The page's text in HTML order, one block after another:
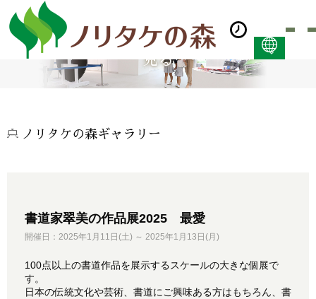
한국어 (PDF:609KB)
見る
ノリタケの森ギャラリー
書道家翠美の作品展2025 最愛
開催日：2025年1月11日(土) ～ 2025年1月13日(月)
100点以上の書道作品を展示するスケールの大きな個展で
す。
日本の伝統文化や芸術、書道にご興味ある方はもちろん、書